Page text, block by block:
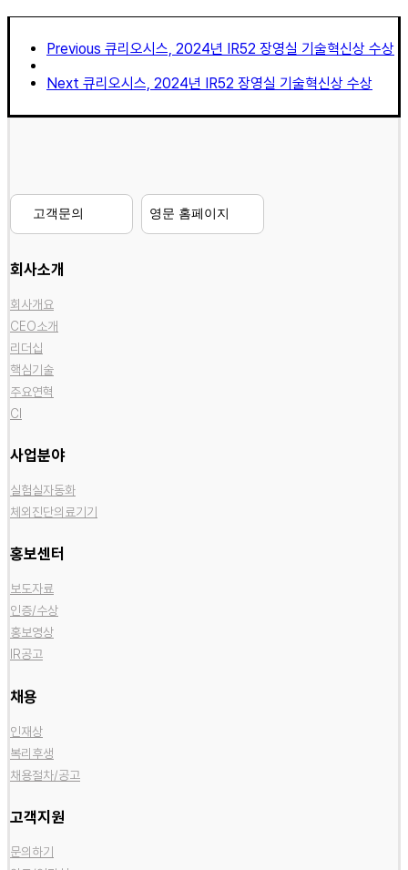
Previous 큐리오시스, 2024년 IR52 장영실 기술혁신상 수상
Next 큐리오시스, 2024년 IR52 장영실 기술혁신상 수상
고객문의 영문 홈페이지
회사소개
회사개요
CEO소개
리더십
핵심기술
주요연혁
CI
사업분야
실험실자동화
체외진단의료기기
홍보센터
보도자료
인증/수상
홍보영상
IR공고
채용
인재상
복리후생
채용절차/공고
고객지원
문의하기